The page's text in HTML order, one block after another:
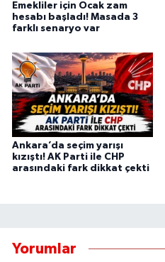
Emekliler için Ocak zam
hesabı başladı! Masada 3
farklı senaryo var
Ankara’da seçim yarışı
kızıştı! AK Parti ile CHP
arasındaki fark dikkat çekti
Yorumlar